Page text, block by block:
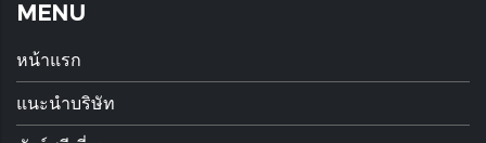
MENU
หน้าแรก
แนะนำบริษัท